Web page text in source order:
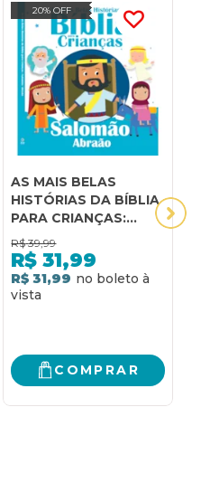
20% OFF
AS MAIS BELAS
HISTÓRIAS DA BÍBLIA
PARA CRIANÇAS:
SALOMÃO E ABRAÃO
R$ 39,99
R$ 31,99
R$ 31,99
COMPRAR